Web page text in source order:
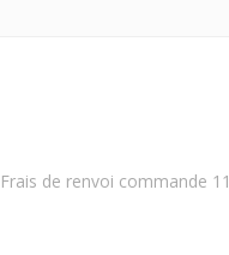
Frais de renvoi commande